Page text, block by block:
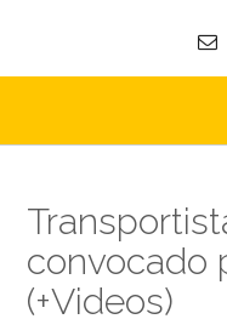
convocado
(+Videos)